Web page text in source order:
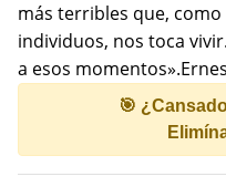
más terribles que,
individuos, nos toca
a esos
🎯